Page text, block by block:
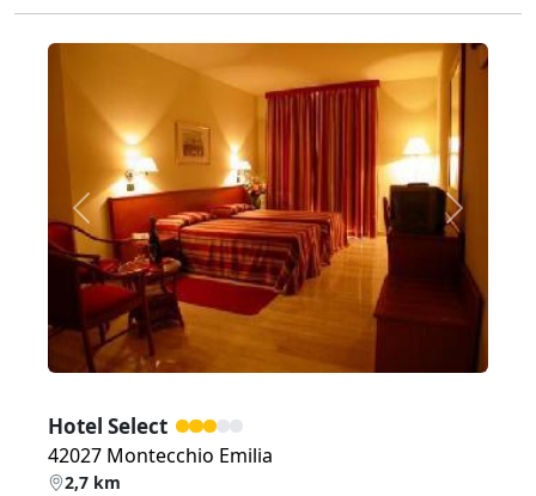
Zurück Weiter
Hotel Select
42027 Montecchio Emilia
2,7 km